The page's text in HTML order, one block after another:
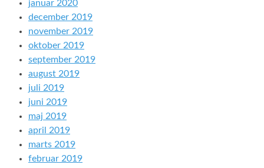
januar 2020
december 2019
november 2019
oktober 2019
september 2019
august 2019
juli 2019
juni 2019
maj 2019
april 2019
marts 2019
februar 2019